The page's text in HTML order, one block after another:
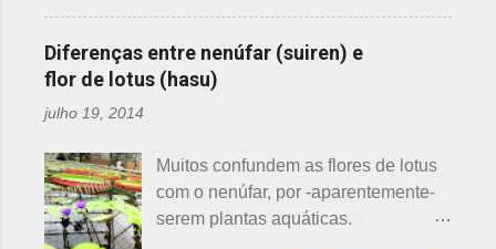
primeira a florescer é a ameixeira.
Particularmente, dessas 3 flores,
gosto mais da ameixeira. O período
Ameixeiras não tem caule e as flores
brotam diretamente dos ramos. Cada
junta no botão tem apenas uma flor e
é relativamente espaçoso. As pétalas
conheçam - compartilho aos que
ainda não tiveram essa
oportunidade. A tecelã de nuvens Há
muito tempo atrás, na terra do sol
suas terras para o plantio. Sozinho
no mundo e muito triste, pois a mãe,
que era tecelã, havia falecido
Diferenças entre nenúfar (suiren) e
flor de lotus (hasu)
julho 19, 2014
Muitos confundem as flores de lotus
com o nenúfar, por -aparentemente-
serem plantas aquáticas.